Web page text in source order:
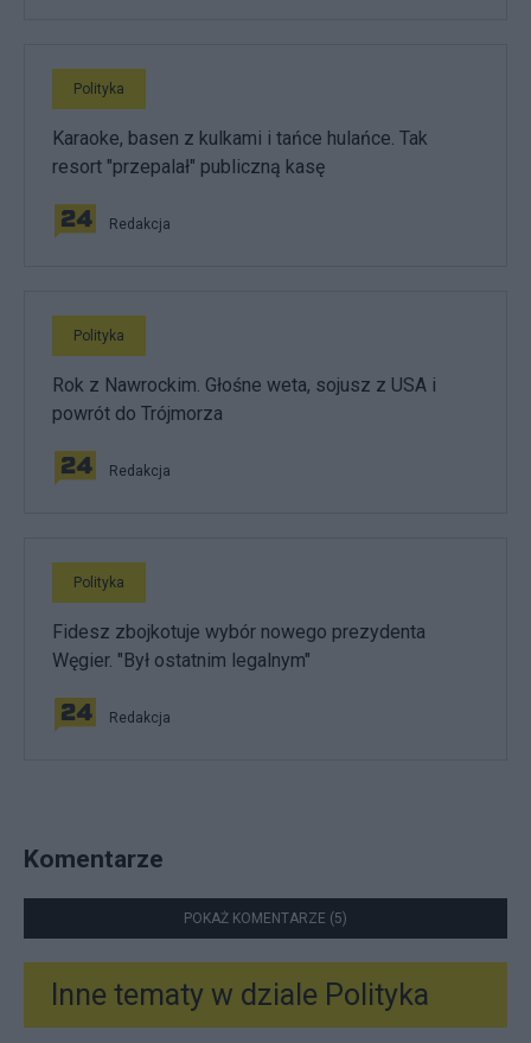
Polityka
Karaoke, basen z kulkami i tańce hulańce. Tak
resort "przepalał" publiczną kasę
Redakcja
Polityka
Rok z Nawrockim. Głośne weta, sojusz z USA i
powrót do Trójmorza
Redakcja
Polityka
Fidesz zbojkotuje wybór nowego prezydenta
Węgier. "Był ostatnim legalnym"
Redakcja
Komentarze
POKAŻ KOMENTARZE (5)
Inne tematy w dziale Polityka